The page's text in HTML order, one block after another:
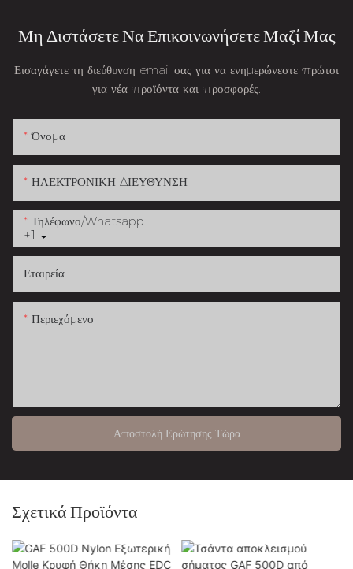
Μη Διστάσετε Να Επικοινωνήσετε Μαζί Μας
Εισαγάγετε τη διεύθυνση email σας για να ενημερώνεστε πρώτοι
για νέα προϊόντα και προσφορές.
Όνομα
ΗΛΕΚΤΡΟΝΙΚΗ ΔΙΕΥΘΥΝΣΗ
+1
Τηλέφωνο/whatsapp
Εταιρεία
Περιεχόμενο
Αποστολή Ερώτησης Τώρα
Σχετικά Προϊόντα